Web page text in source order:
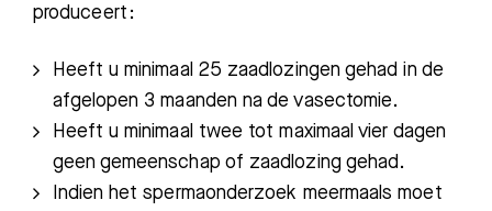
produceert:
Heeft u minimaal 25 zaadlozingen gehad in de
afgelopen 3 maanden na de vasectomie.
Heeft u minimaal twee tot maximaal vier dagen
geen gemeenschap of zaadlozing gehad.
Indien het spermaonderzoek meermaals moet